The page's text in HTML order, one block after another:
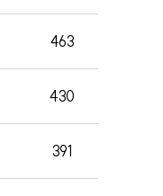
463
430
391